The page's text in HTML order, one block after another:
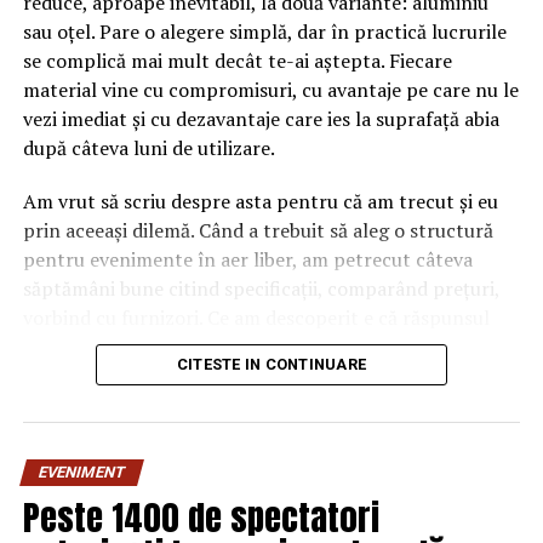
sau oțel. Pare o alegere simplă, dar în practică lucrurile
se complică mai mult decât te-ai aștepta. Fiecare
material vine cu compromisuri, cu avantaje pe care nu le
vezi imediat și cu dezavantaje care ies la suprafață abia
după câteva luni de utilizare.
Am vrut să scriu despre asta pentru că am trecut și eu
prin aceeași dilemă. Când a trebuit să aleg o structură
pentru evenimente în aer liber, am petrecut câteva
săptămâni bune citind specificații, comparând prețuri,
„corect” depinde mult de context, de cât de des muți
pavilionul și de ce condiții meteo ai de înfruntat.
materialului mai mult decât
CITESTE IN CONTINUARE
EVENIMENT
Peste 1400 de spectatori